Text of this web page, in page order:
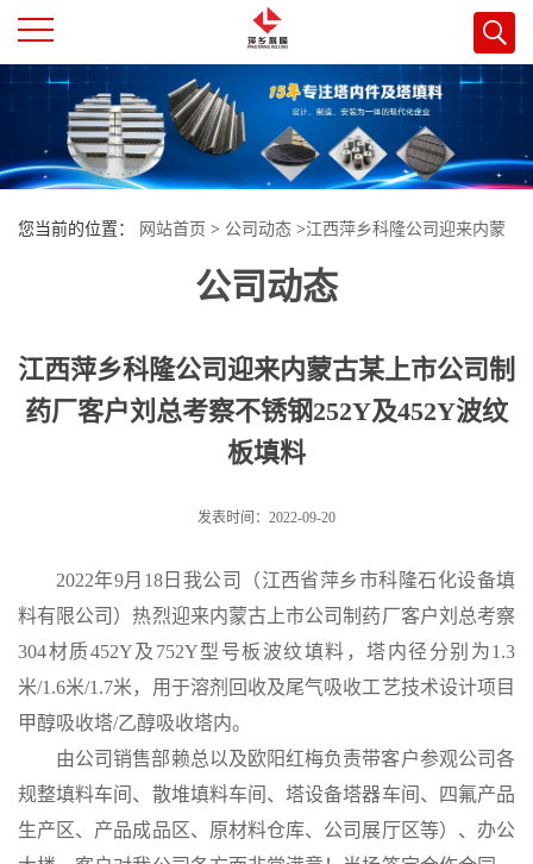
公
司
司
动
产
您当前的位置： 网站首页 > 公司动态 >江西萍乡科隆公司迎来内蒙
古某上市公司制药厂客户刘总考察不锈钢252Y及452Y波纹板填料
公司动态
江西萍乡科隆公司迎来内蒙古某上市公司制
药厂客户刘总考察不锈钢252Y及452Y波纹
板填料
发表时间：2022-09-20
2022年9月 18日我公司（江西省萍乡市科隆石化设备填
料有限公司） 热烈迎来内蒙古上市公司制药厂客户刘总考察
304材质452Y及752Y型号板波纹填料，塔内径分别为1.3
米/1.6米/1.7米，用于溶剂回收及尾气吸收工艺技术设计项目
甲醇吸收塔/乙醇吸收塔内。
由公司销售部赖总以及欧阳红梅负责带客户参观公司各
规整填料车间、 散堆填料车间、塔设备塔器车间、
四氟产品
生产区、产品成品区、原材料仓库、公司展厅区等）、办公